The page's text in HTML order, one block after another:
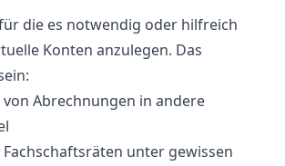
die es notwendig oder hilfreich
Konten anzulegen. Das
Abrechnungen in andere
unter gewissen